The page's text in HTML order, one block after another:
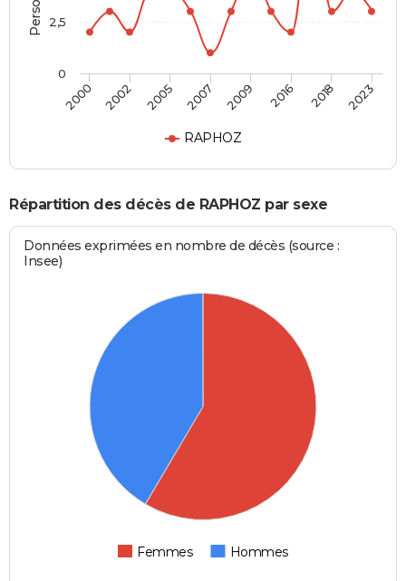
RAPHOZ
2000 2002 2005 2007 2009 2016 2018 2023
0
2,5
Répartition des décès de RAPHOZ par sexe
Données exprimées en nombre de décès (source :
Insee)
Femmes Hommes